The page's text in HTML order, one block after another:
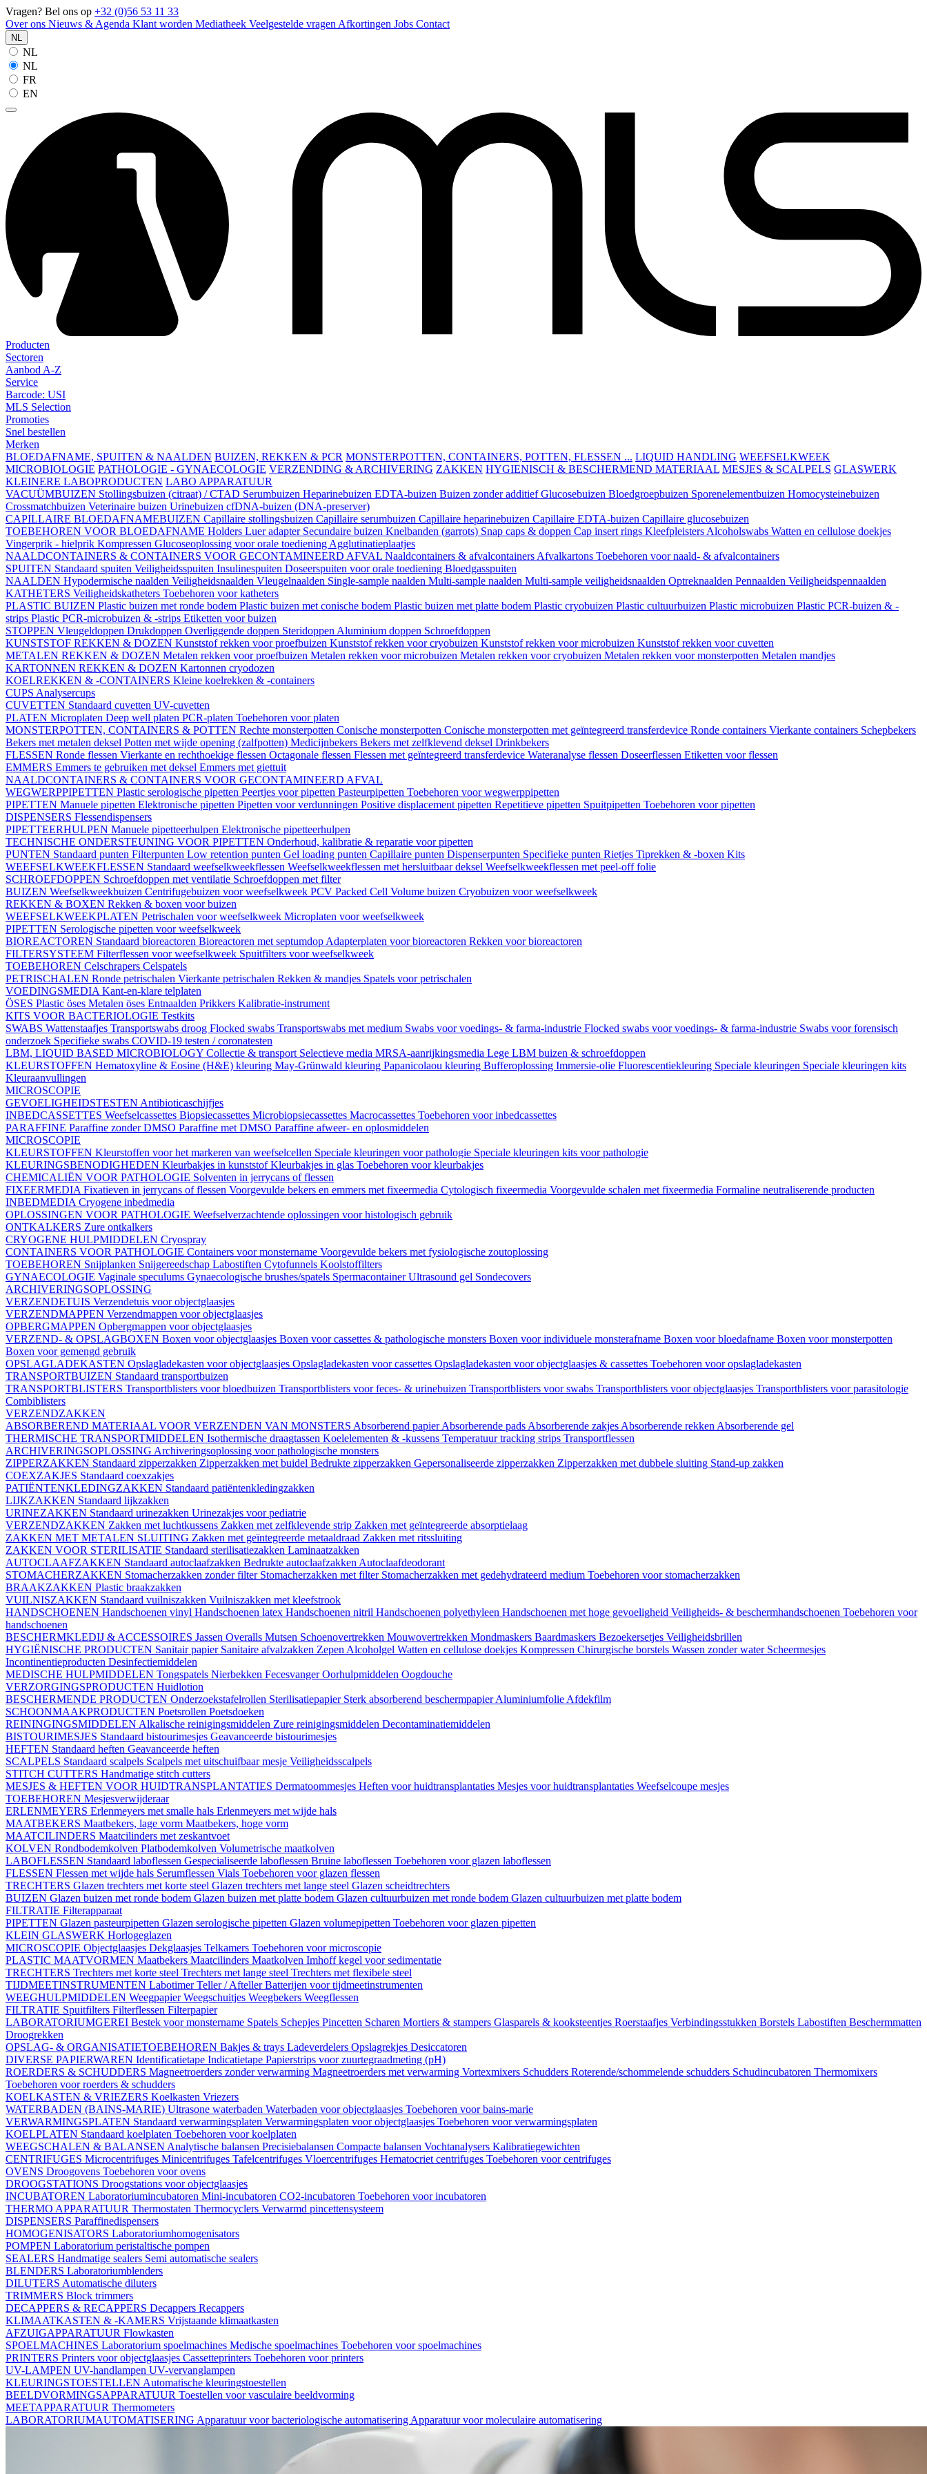
Vragen? Bel ons op +32 (0)56 53 11 33
Over ons Nieuws & Agenda Klant worden Mediatheek Veelgestelde vragen Afkortingen Jobs Contact
NL
NL
NL
FR
EN
Producten
Sectoren
Aanbod A-Z
Service
Barcode: USI
MLS Selection
Promoties
Snel bestellen
Merken
BLOEDAFNAME, SPUITEN & NAALDEN BUIZEN, REKKEN & PCR MONSTERPOTTEN, CONTAINERS, POTTEN, FLESSEN ... LIQUID HANDLING WEEFSELKWEEK
MICROBIOLOGIE PATHOLOGIE - GYNAECOLOGIE VERZENDING & ARCHIVERING ZAKKEN HYGIENISCH & BESCHERMEND MATERIAAL MESJES & SCALPELS GLASWERK
KLEINERE LABOPRODUCTEN LABO APPARATUUR
VACUÜMBUIZEN Stollingsbuizen (citraat) / CTAD Serumbuizen Heparinebuizen EDTA-buizen Buizen zonder additiefGlucosebuizen Bloedgroepbuizen Sporenelementbuizen Homocysteinebuizen
Crossmatchbuizen Veterinaire buizen Urinebuizen cfDNA-buizen (DNA-preserver)
CAPILLAIRE BLOEDAFNAMEBUIZEN Capillaire stollingsbuizen Capillaire serumbuizen Capillaire heparinebuizen Capillaire EDTA-buizen Capillaire glucosebuizen
TOEBEHOREN VOOR BLOEDAFNAME Holders Luer adapter Secundaire buizen Knelbanden (garrots) Snap caps & doppen Cap insert rings Kleefpleisters Alcoholswabs Watten en cellulose doekjes
Vingerprik - hielprik Kompressen Glucoseoplossing voor orale toediening Agglutinatieplaatjes
NAALDCONTAINERS & CONTAINERS VOOR GECONTAMINEERD AFVAL Naaldcontainers & afvalcontainers Afvalkartons Toebehoren voor naald- & afvalcontainers
SPUITEN Standaard spuiten Veiligheidsspuiten Insulinespuiten Doseerspuiten voor orale toediening Bloedgasspuiten
NAALDEN Hypodermische naalden Veiligheidsnaalden Vleugelnaalden Single-sample naalden Multi-sample naalden Multi-sample veiligheidsnaalden Optreknaalden Pennaalden Veiligheidspennaalden
KATHETERS Veiligheidskatheters Toebehoren voor katheters
PLASTIC BUIZEN Plastic buizen met ronde bodem Plastic buizen met conische bodem Plastic buizen met platte bodem Plastic cryobuizen Plastic cultuurbuizen Plastic microbuizen Plastic PCR-buizen & -
strips Plastic PCR-microbuizen & -strips Etiketten voor buizen
STOPPEN Vleugeldoppen Drukdoppen Overliggende doppen Steridoppen Aluminium doppen Schroefdoppen
KUNSTSTOF REKKEN & DOZEN Kunststof rekken voor proefbuizen Kunststof rekken voor cryobuizen Kunststof rekken voor microbuizen Kunststof rekken voor cuvetten
METALEN REKKEN & DOZEN Metalen rekken voor proefbuizen Metalen rekken voor microbuizen Metalen rekken voor cryobuizen Metalen rekken voor monsterpotten Metalen mandjes
KARTONNEN REKKEN & DOZEN Kartonnen cryodozen
KOELREKKEN & -CONTAINERS Kleine koelrekken & -containers
CUPS Analysercups
CUVETTEN Standaard cuvetten UV-cuvetten
PLATEN Microplaten Deep well platen PCR-platen Toebehoren voor platen
MONSTERPOTTEN, CONTAINERS & POTTEN Rechte monsterpotten Conische monsterpotten Conische monsterpotten met geïntegreerd transferdevice Ronde containers Vierkante containers Schepbekers
Bekers met metalen deksel Potten met wijde opening (zalfpotten) Medicijnbekers Bekers met zelfklevend deksel Drinkbekers
FLESSEN Ronde flessen Vierkante en rechthoekige flessen Octagonale flessen Flessen met geïntegreerd transferdevice Wateranalyse flessen Doseerflessen Etiketten voor flessen
EMMERS Emmers te gebruiken met deksel Emmers met giettuit
NAALDCONTAINERS & CONTAINERS VOOR GECONTAMINEERD AFVAL
WEGWERPPIPETTEN Plastic serologische pipetten Peertjes voor pipetten Pasteurpipetten Toebehoren voor wegwerppipetten
PIPETTEN Manuele pipetten Elektronische pipetten Pipetten voor verdunningen Positive displacement pipetten Repetitieve pipetten Spuitpipetten Toebehoren voor pipetten
DISPENSERS Flessendispensers
PIPETTEERHULPEN Manuele pipetteerhulpen Elektronische pipetteerhulpen
TECHNISCHE ONDERSTEUNING VOOR PIPETTEN Onderhoud, kalibratie & reparatie voor pipetten
PUNTEN Standaard punten Filterpunten Low retention punten Gel loading punten Capillaire punten Dispenserpunten Specifieke punten Rietjes Tiprekken & -boxen Kits
WEEFSELKWEEKFLESSEN Standaard weefselkweekflessen Weefselkweekflessen met hersluitbaar deksel Weefselkweekflessen met peel-off folie
SCHROEFDOPPEN Schroefdoppen met ventilatie Schroefdoppen met filter
BUIZEN Weefselkweekbuizen Centrifugebuizen voor weefselkweek PCV Packed Cell Volume buizen Cryobuizen voor weefselkweek
REKKEN & BOXEN Rekken & boxen voor buizen
WEEFSELKWEEKPLATEN Petrischalen voor weefselkweek Microplaten voor weefselkweek
PIPETTEN Serologische pipetten voor weefselkweek
BIOREACTOREN Standaard bioreactoren Bioreactoren met septumdop Adapterplaten voor bioreactoren Rekken voor bioreactoren
FILTERSYSTEEM Filterflessen voor weefselkweek Spuitfilters voor weefselkweek
TOEBEHOREN Celschrapers Celspatels
PETRISCHALEN Ronde petrischalen Vierkante petrischalen Rekken & mandjes Spatels voor petrischalen
VOEDINGSMEDIA Kant-en-klare telplaten
ÖSES Plastic öses Metalen öses Entnaalden Prikkers Kalibratie-instrument
KITS VOOR BACTERIOLOGIE Testkits
SWABS Wattenstaafjes Transportswabs droog Flocked swabs Transportswabs met medium Swabs voor voedings- & farma-industrie Flocked swabs voor voedings- & farma-industrie Swabs voor forensisch
onderzoek Specifieke swabs COVID-19 testen / coronatesten
LBM, LIQUID BASED MICROBIOLOGY Collectie & transport Selectieve media MRSA-aanrijkingsmedia Lege LBM buizen & schroefdoppen
KLEURSTOFFEN Hematoxyline & Eosine (H&E) kleuring May-Grünwald kleuring Papanicolaou kleuring Bufferoplossing Immersie-olie Fluorescentiekleuring Speciale kleuringen Speciale kleuringen kits
Kleuraanvullingen
MICROSCOPIE
GEVOELIGHEIDSTESTEN Antibioticaschijfjes
INBEDCASSETTES Weefselcassettes Biopsiecassettes Microbiopsiecassettes Macrocassettes Toebehoren voor inbedcassettes
PARAFFINE Paraffine zonder DMSO Paraffine met DMSO Paraffine afweer- en oplosmiddelen
MICROSCOPIE
KLEURSTOFFEN Kleurstoffen voor het markeren van weefselcellen Speciale kleuringen voor pathologie Speciale kleuringen kits voor pathologie
KLEURINGSBENODIGHEDEN Kleurbakjes in kunststofKleurbakjes in glas Toebehoren voor kleurbakjes
CHEMICALIËN VOOR PATHOLOGIE Solventen in jerrycans of flessen
FIXEERMEDIA Fixatieven in jerrycans of flessen Voorgevulde bekers en emmers met fixeermedia Cytologisch fixeermedia Voorgevulde schalen met fixeermedia Formaline neutraliserende producten
INBEDMEDIA Cryogene inbedmedia
OPLOSSINGEN VOOR PATHOLOGIE Weefselverzachtende oplossingen voor histologisch gebruik
ONTKALKERS Zure ontkalkers
CRYOGENE HULPMIDDELEN Cryospray
CONTAINERS VOOR PATHOLOGIE Containers voor monstername Voorgevulde bekers met fysiologische zoutoplossing
TOEBEHOREN Snijplanken Snijgereedschap Labostiften Cytofunnels Koolstoffilters
GYNAECOLOGIE Vaginale speculums Gynaecologische brushes/spatels SpermacontainerUltrasound gel Sondecovers
ARCHIVERINGSOPLOSSING
VERZENDETUIS Verzendetuis voor objectglaasjes
VERZENDMAPPEN Verzendmappen voor objectglaasjes
OPBERGMAPPEN Opbergmappen voor objectglaasjes
VERZEND- & OPSLAGBOXEN Boxen voor objectglaasjes Boxen voor cassettes & pathologische monsters Boxen voor individuele monsterafname Boxen voor bloedafname Boxen voor monsterpotten
Boxen voor gemengd gebruik
OPSLAGLADEKASTEN Opslagladekasten voor objectglaasjes Opslagladekasten voor cassettes Opslagladekasten voor objectglaasjes & cassettes Toebehoren voor opslagladekasten
TRANSPORTBUIZEN Standaard transportbuizen
TRANSPORTBLISTERS Transportblisters voor bloedbuizen Transportblisters voor feces- & urinebuizen Transportblisters voor swabs Transportblisters voor objectglaasjes Transportblisters voor parasitologie
Combiblisters
VERZENDZAKKEN
ABSORBEREND MATERIAAL VOOR VERZENDEN VAN MONSTERS Absorberend papierAbsorberende pads Absorberende zakjes Absorberende rekken Absorberende gel
THERMISCHE TRANSPORTMIDDELEN Isothermische draagtassen Koelelementen & -kussens Temperatuur tracking strips Transportflessen
ARCHIVERINGSOPLOSSING Archiveringsoplossing voor pathologische monsters
ZIPPERZAKKEN Standaard zipperzakken Zipperzakken met buidel Bedrukte zipperzakken Gepersonaliseerde zipperzakken Zipperzakken met dubbele sluiting Stand-up zakken
COEXZAKJES Standaard coexzakjes
PATIËNTENKLEDINGZAKKEN Standaard patiëntenkledingzakken
LIJKZAKKEN Standaard lijkzakken
URINEZAKKEN Standaard urinezakken Urinezakjes voor pediatrie
VERZENDZAKKEN Zakken met luchtkussens Zakken met zelfklevende strip Zakken met geïntegreerde absorptielaag
ZAKKEN MET METALEN SLUITING Zakken met geïntegreerde metaaldraad Zakken met ritssluiting
ZAKKEN VOOR STERILISATIE Standaard sterilisatiezakken Laminaatzakken
AUTOCLAAFZAKKEN Standaard autoclaafzakken Bedrukte autoclaafzakken Autoclaafdeodorant
STOMACHERZAKKEN Stomacherzakken zonder filter Stomacherzakken met filter Stomacherzakken met gedehydrateerd medium Toebehoren voor stomacherzakken
BRAAKZAKKEN Plastic braakzakken
VUILNISZAKKEN Standaard vuilniszakken Vuilniszakken met kleefstrook
HANDSCHOENEN Handschoenen vinyl Handschoenen latex Handschoenen nitril Handschoenen polyethyleen Handschoenen met hoge gevoeligheid Veiligheids- & beschermhandschoenen Toebehoren voor
handschoenen
BESCHERMKLEDIJ & ACCESSOIRES Jassen Overalls Mutsen Schoenovertrekken Mouwovertrekken Mondmaskers Baardmaskers Bezoekersetjes Veiligheidsbrillen
HYGIËNISCHE PRODUCTEN Sanitair papier Sanitaire afvalzakken Zepen Alcoholgel Watten en cellulose doekjes Kompressen Chirurgische borstels Wassen zonder water Scheermesjes
Incontinentieproducten Desinfectiemiddelen
MEDISCHE HULPMIDDELEN Tongspatels Nierbekken FecesvangerOorhulpmiddelen Oogdouche
VERZORGINGSPRODUCTEN Huidlotion
BESCHERMENDE PRODUCTEN Onderzoekstafelrollen Sterilisatiepapier Sterk absorberend beschermpapierAluminiumfolie Afdekfilm
SCHOONMAAKPRODUCTEN Poetsrollen Poetsdoeken
REININGINGSMIDDELEN Alkalische reinigingsmiddelen Zure reinigingsmiddelen Decontaminatiemiddelen
BISTOURIMESJES Standaard bistourimesjes Geavanceerde bistourimesjes
HEFTEN Standaard heften Geavanceerde heften
SCALPELS Standaard scalpels Scalpels met uitschuifbaar mesje Veiligheidsscalpels
STITCH CUTTERS Handmatige stitch cutters
MESJES & HEFTEN VOOR HUIDTRANSPLANTATIES Dermatoommesjes Heften voor huidtransplantaties Mesjes voor huidtransplantaties Weefselcoupe mesjes
TOEBEHOREN Mesjesverwijderaar
ERLENMEYERS Erlenmeyers met smalle hals Erlenmeyers met wijde hals
MAATBEKERS Maatbekers, lage vorm Maatbekers, hoge vorm
MAATCILINDERS Maatcilinders met zeskantvoet
KOLVEN Rondbodemkolven Platbodemkolven Volumetrische maatkolven
LABOFLESSEN Standaard laboflessen Gespecialiseerde laboflessen Bruine laboflessen Toebehoren voor glazen laboflessen
FLESSEN Flessen met wijde hals Serumflessen Vials Toebehoren voor glazen flessen
TRECHTERS Glazen trechters met korte steel Glazen trechters met lange steel Glazen scheidtrechters
BUIZEN Glazen buizen met ronde bodem Glazen buizen met platte bodem Glazen cultuurbuizen met ronde bodem Glazen cultuurbuizen met platte bodem
FILTRATIE Filterapparaat
PIPETTEN Glazen pasteurpipetten Glazen serologische pipetten Glazen volumepipetten Toebehoren voor glazen pipetten
KLEIN GLASWERK Horlogeglazen
MICROSCOPIE Objectglaasjes Dekglaasjes Telkamers Toebehoren voor microscopie
PLASTIC MAATVORMEN Maatbekers Maatcilinders Maatkolven Imhoff kegel voor sedimentatie
TRECHTERS Trechters met korte steel Trechters met lange steel Trechters met flexibele steel
TIJDMEETINSTRUMENTEN LabotimerTeller / AftellerBatterijen voor tijdmeetinstrumenten
WEEGHULPMIDDELEN WeegpapierWeegschuitjes Weegbekers Weegflessen
FILTRATIE Spuitfilters Filterflessen Filterpapier
LABORATORIUMGEREI Bestek voor monstername Spatels Schepjes Pincetten Scharen Mortiers & stampers Glasparels & kooksteentjes Roerstaafjes Verbindingsstukken Borstels Labostiften Beschermmatten
Droogrekken
OPSLAG- & ORGANISATIETOEBEHOREN Bakjes & trays Ladeverdelers Opslagrekjes Desiccatoren
DIVERSE PAPIERWAREN Identificatietape Indicatietape Papierstrips voor zuurtegraadmeting (pH)
ROERDERS & SCHUDDERS Magneetroerders zonder verwarming Magneetroerders met verwarming Vortexmixers Schudders Roterende/schommelende schudders Schudincubatoren Thermomixers
Toebehoren voor roerders & schudders
KOELKASTEN & VRIEZERS Koelkasten Vriezers
WATERBADEN (BAINS-MARIE) Ultrasone waterbaden Waterbaden voor objectglaasjes Toebehoren voor bains-marie
VERWARMINGSPLATEN Standaard verwarmingsplaten Verwarmingsplaten voor objectglaasjes Toebehoren voor verwarmingsplaten
KOELPLATEN Standaard koelplaten Toebehoren voor koelplaten
WEEGSCHALEN & BALANSEN Analytische balansen Precisiebalansen Compacte balansen Vochtanalysers Kalibratiegewichten
CENTRIFUGES Microcentrifuges Minicentrifuges Tafelcentrifuges Vloercentrifuges Hematocriet centrifuges Toebehoren voor centrifuges
OVENS Droogovens Toebehoren voor ovens
DROOGSTATIONS Droogstations voor objectglaasjes
INCUBATOREN Laboratoriumincubatoren Mini-incubatoren CO2-incubatoren Toebehoren voor incubatoren
THERMO APPARATUUR Thermostaten Thermocyclers Verwarmd pincettensysteem
DISPENSERS Paraffinedispensers
HOMOGENISATORS Laboratoriumhomogenisators
POMPEN Laboratorium peristaltische pompen
SEALERS Handmatige sealers Semi automatische sealers
BLENDERS Laboratoriumblenders
DILUTERS Automatische diluters
TRIMMERS Block trimmers
DECAPPERS & RECAPPERS Decappers Recappers
KLIMAATKASTEN & -KAMERS Vrijstaande klimaatkasten
AFZUIGAPPARATUUR Flowkasten
SPOELMACHINES Laboratorium spoelmachines Medische spoelmachines Toebehoren voor spoelmachines
PRINTERS Printers voor objectglaasjes Cassetteprinters Toebehoren voor printers
UV-LAMPEN UV-handlampen UV-vervanglampen
KLEURINGSTOESTELLEN Automatische kleuringstoestellen
BEELDVORMINGSAPPARATUUR Toestellen voor vasculaire beeldvorming
MEETAPPARATUUR Thermometers
LABORATORIUMAUTOMATISERING Apparatuur voor bacteriologische automatisering Apparatuur voor moleculaire automatisering